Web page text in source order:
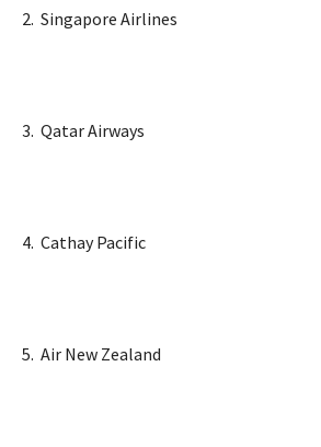
2. Singapore Airlines
3. Qatar Airways
4. Cathay Pacific
5. Air New Zealand